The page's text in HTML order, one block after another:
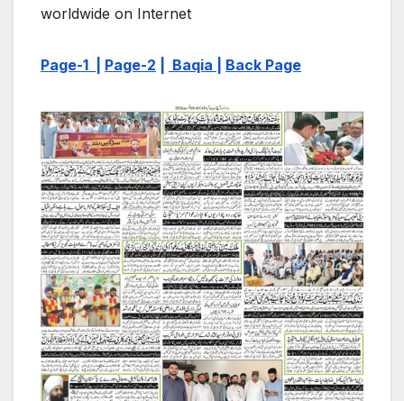
worldwide on Internet
Page-1 Page-2 Baqia | Back Page